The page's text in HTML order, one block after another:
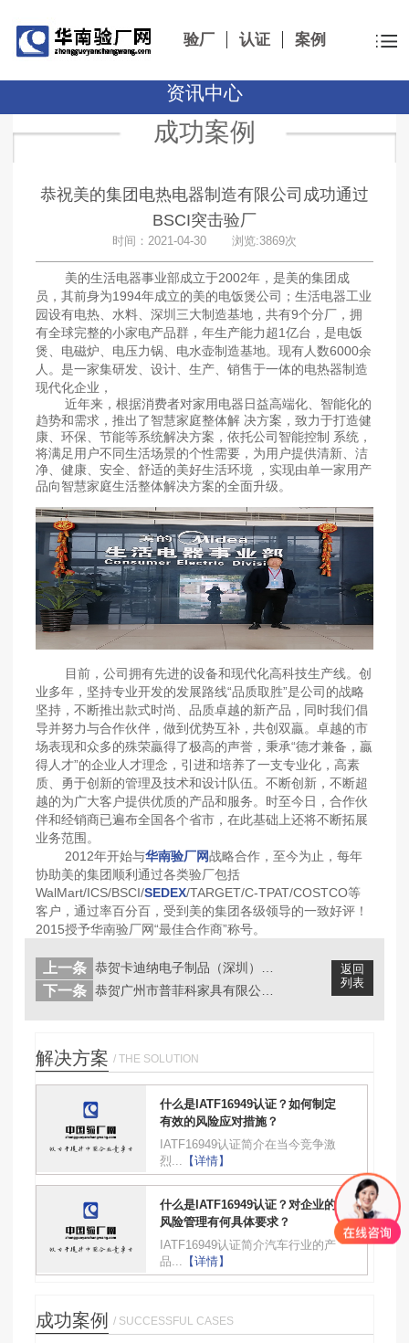
验厂 认证 案例
资讯中心
成功案例
恭祝美的集团电热电器制造有限公司成功通过
BSCI突击验厂
时间：2021-04-30 浏览:3869次
美的生活电器事业部成立于2002年，是美的集团成
员，其前身为1994年成立的美的电饭煲公司；生活电器工业
园设有电热、水料、深圳三大制造基地，共有9个分厂，拥
有全球完整的小家电产品群，年生产能力超1亿台，是电饭
煲、电磁炉、电压力锅、电水壶制造基地。现有人数6000余
人。是一家集研发、设计、生产、销售于一体的电热器制造
现代化企业，
近年来，根据消费者对家用电器日益高端化、智能化的
趋势和需求，推出了智慧家庭整体解 决方案，致力于打造健
康、环保、节能等系统解决方案，依托公司智能控制 系统，
将满足用户不同生活场景的个性需要，为用户提供清新、洁
净、健康、安全、舒适的美好生活环境 ，实现由单一家用产
品向智慧家庭生活整体解决方案的全面升级。
目前，公司拥有先进的设备和现代化高科技生产线。创
业多年，坚持专业开发的发展路线“品质取胜”是公司的战略
坚持，不断推出款式时尚、品质卓越的新产品，同时我们倡
导并努力与合作伙伴，做到优势互补，共创双贏。卓越的市
场表现和众多的殊荣贏得了极高的声誉，秉承“德才兼备，贏
得人才”的企业人才理念，引进和培养了一支专业化，高素
质、勇于创新的管理及技术和设计队伍。不断创新，不断超
越的为广大客户提供优质的产品和服务。时至今日，合作伙
伴和经销商已遍布全国各个省市，在此基础上还将不断拓展
业务范围。
2012年开始与华南验厂网战略合作，至今为止，每年
协助美的集团顺利通过各类验厂包括
WalMart/ICS/BSCI/SEDEX/TARGET/C-TPAT/COSTCO等
客户，通过率百分百，受到美的集团各级领导的一致好评！
2015授予华南验厂网“最佳合作商”称号。
返回
列表
上一条
下一条
解决方案 / THE SOLUTION
什么是IATF16949认证？如何制定
有效的风险应对措施？
IATF16949认证简介在当今竞争激
烈...
【详情】
什么是IATF16949认证？对企业的
风险管理有何具体要求？
IATF16949认证简介汽车行业的产
品...
【详情】
成功案例 / SUCCESSFUL CASES